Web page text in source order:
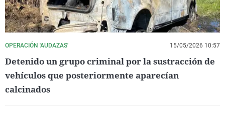
OPERACIÓN 'AUDAZAS' 15/05/2026 10:57
Detenido un grupo criminal por la sustracción de
vehículos que posteriormente aparecían
calcinados